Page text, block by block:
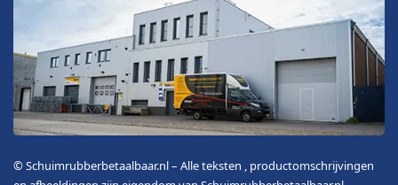
© Schuimrubberbetaalbaar.nl – Alle teksten , productomschrijvingen